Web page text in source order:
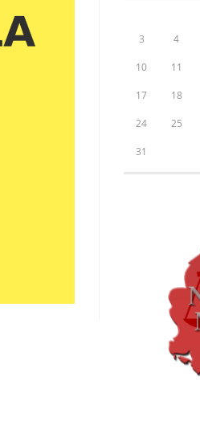
3 4
10 11
17 18
24 25
31